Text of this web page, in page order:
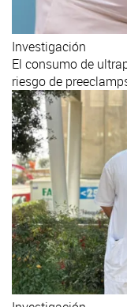
Investigación
El consumo de
riesgo de